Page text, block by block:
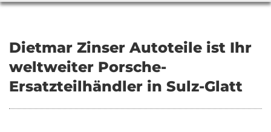
Dietmar Zinser Autoteile ist Ihr
weltweiter Porsche-
Ersatzteilhändler in Sulz-Glatt